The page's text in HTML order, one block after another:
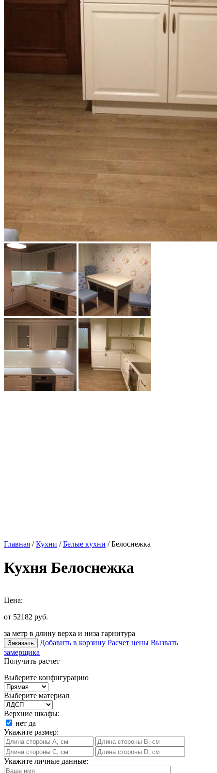
Главная /Кухни /Белые кухни / Белоснежка
Кухня Белоснежка
Цена:
от 52182 руб.
за метр в длину верха и низа гарнитура
Заказать Добавить в корзину Расчет цены Вызвать
замерщика
Получить расчет
Выберите конфигурацию
Выберите материал
Верхние шкафы:
нет да
Укажите размер:
Укажите личные данные: